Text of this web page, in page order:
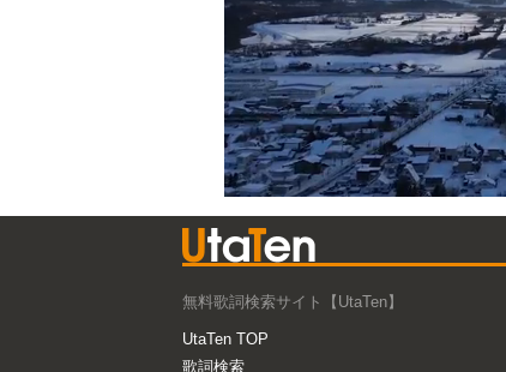
無料歌詞検索サイト【UtaTen】
UtaTen TOP
歌詞検索